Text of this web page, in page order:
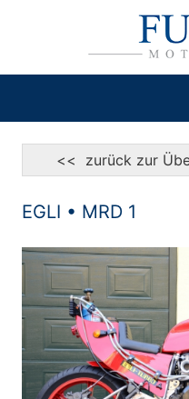
<< zurück zur
EGLI • MRD 1